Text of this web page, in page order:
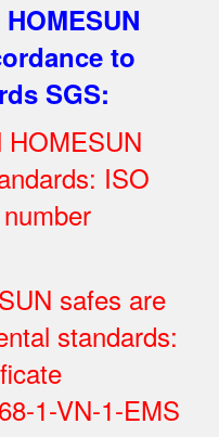
to
SGS:
ISO
safes are
standards:
1-VN-1-EMS